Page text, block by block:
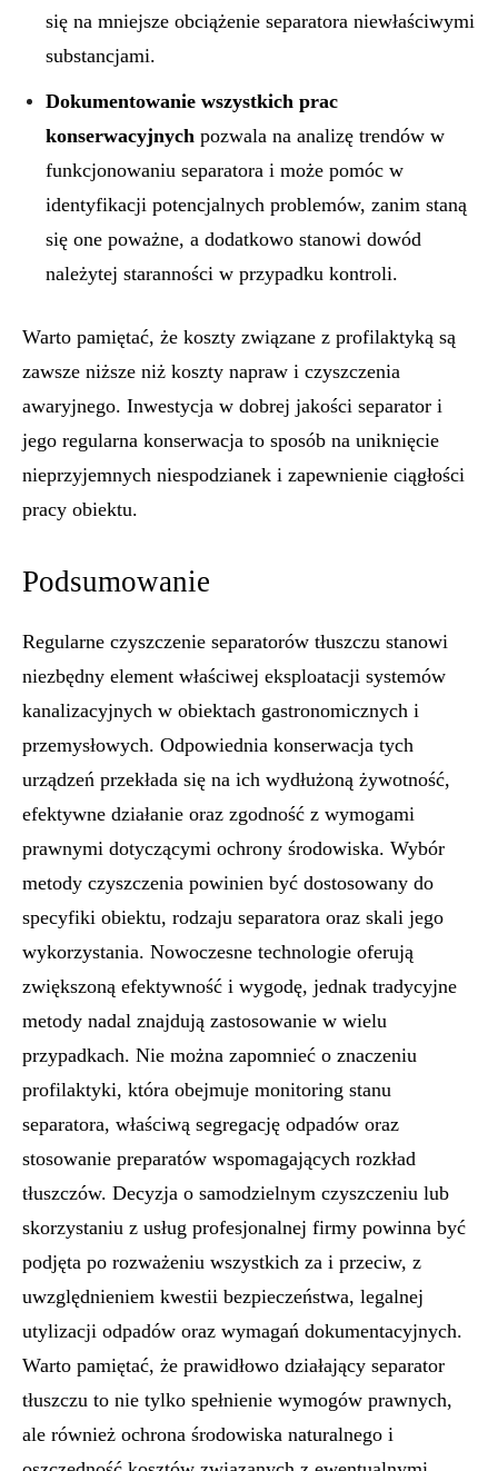
się na mniejsze obciążenie separatora niewłaściwymi
substancjami.
Dokumentowanie wszystkich prac
konserwacyjnych pozwala na analizę trendów w
funkcjonowaniu separatora i może pomóc w
identyfikacji potencjalnych problemów, zanim staną
się one poważne, a dodatkowo stanowi dowód
należytej staranności w przypadku kontroli.
Warto pamiętać, że koszty związane z profilaktyką są
zawsze niższe niż koszty napraw i czyszczenia
awaryjnego. Inwestycja w dobrej jakości separator i
jego regularna konserwacja to sposób na uniknięcie
nieprzyjemnych niespodzianek i zapewnienie ciągłości
pracy obiektu.
Podsumowanie
Regularne czyszczenie separatorów tłuszczu stanowi
niezbędny element właściwej eksploatacji systemów
kanalizacyjnych w obiektach gastronomicznych i
przemysłowych. Odpowiednia konserwacja tych
urządzeń przekłada się na ich wydłużoną żywotność,
efektywne działanie oraz zgodność z wymogami
prawnymi dotyczącymi ochrony środowiska. Wybór
metody czyszczenia powinien być dostosowany do
specyfiki obiektu, rodzaju separatora oraz skali jego
wykorzystania. Nowoczesne technologie oferują
zwiększoną efektywność i wygodę, jednak tradycyjne
metody nadal znajdują zastosowanie w wielu
przypadkach. Nie można zapomnieć o znaczeniu
profilaktyki, która obejmuje monitoring stanu
separatora, właściwą segregację odpadów oraz
stosowanie preparatów wspomagających rozkład
tłuszczów. Decyzja o samodzielnym czyszczeniu lub
skorzystaniu z usług profesjonalnej firmy powinna być
podjęta po rozważeniu wszystkich za i przeciw, z
uwzględnieniem kwestii bezpieczeństwa, legalnej
utylizacji odpadów oraz wymagań dokumentacyjnych.
Warto pamiętać, że prawidłowo działający separator
tłuszczu to nie tylko spełnienie wymogów prawnych,
ale również ochrona środowiska naturalnego i